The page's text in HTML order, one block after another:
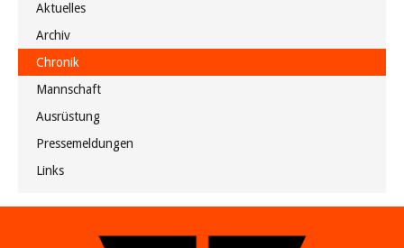
Aktuelles
Archiv
Chronik
Mannschaft
Ausrüstung
Pressemeldungen
Links